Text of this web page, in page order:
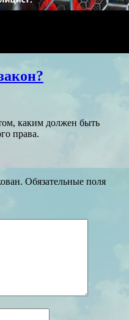
каким должен быть
права.
Обязательные поля